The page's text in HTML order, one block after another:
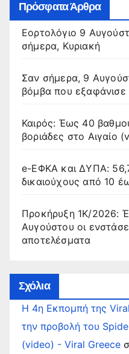
Πρόσφατα Άρθρα
Εορτολόγιο 9
σήμερα, Κυριακή
Σαν σήμερα, 9
βόμβα που
Καιρός: Έως 40
βοριάδες στο Αιγαίο
e-ΕΦΚΑ και ΔΥΠΑ:
δικαιούχους από 10
Προκήρυξη 1Κ/2026:
Αυγούστου οι
αποτελέσματα
Σχόλια
Η 4η Εκπομπή της
την προβολή του
(video) - Viral Greece